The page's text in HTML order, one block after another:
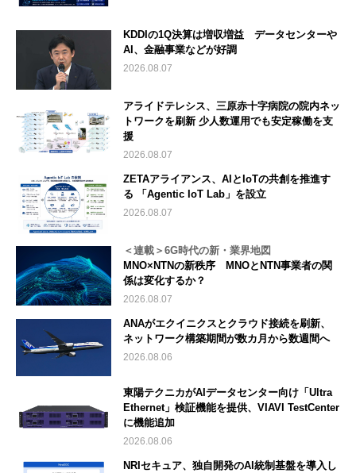
KDDIの1Q決算は増収増益 データセンターや
AI、金融事業などが好調
2026.08.07
アライドテレシス、三原赤十字病院の院内ネッ
トワークを刷新 少人数運用でも安定稼働を支
援
2026.08.07
ZETAアライアンス、AIとIoTの共創を推進す
る 「Agentic IoT Lab」を設立
2026.08.07
＜連載＞6G時代の新・業界地図
MNO×NTNの新秩序 MNOとNTN事業者の関
係は変化するか？
2026.08.07
ANAがエクイニクスとクラウド接続を刷新、
ネットワーク構築期間が数カ月から数週間へ
2026.08.06
東陽テクニカがAIデータセンター向け「Ultra
Ethernet」検証機能を提供、VIAVI TestCenter
に機能追加
2026.08.06
NRIセキュア、独自開発のAI統制基盤を導入し